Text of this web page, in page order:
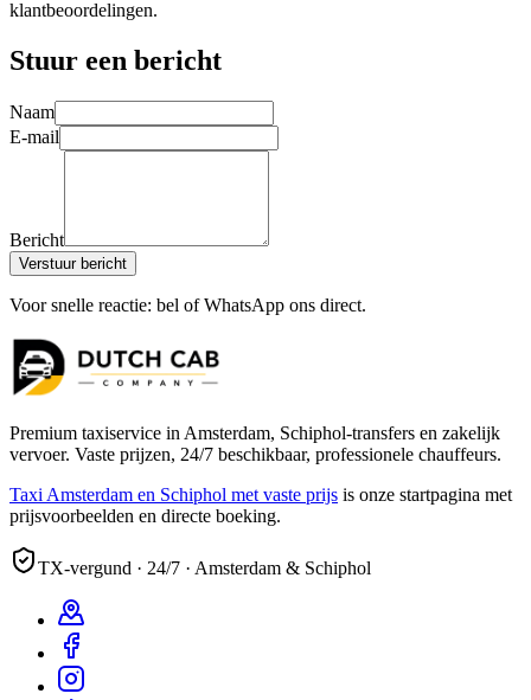
klantbeoordelingen.
Stuur een bericht
Naam
E-mail
Bericht
Verstuur bericht
Voor snelle reactie: bel of WhatsApp ons direct.
Premium taxiservice in Amsterdam, Schiphol-transfers en zakelijk
vervoer. Vaste prijzen, 24/7 beschikbaar, professionele chauffeurs.
Taxi Amsterdam en Schiphol met vaste prijs is onze startpagina met
prijsvoorbeelden en directe boeking.
TX-vergund · 24/7 · Amsterdam & Schiphol